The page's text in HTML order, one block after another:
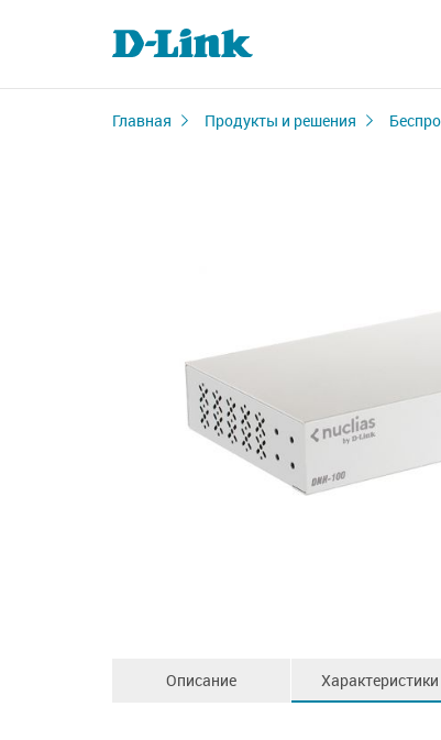
Главная Продукты и решения
Описание Характеристики